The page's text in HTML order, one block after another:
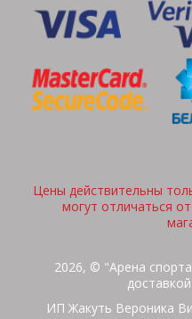
Цены действительны
могут отличаться
2026, © "Арена
ИП Жакуть Вероника